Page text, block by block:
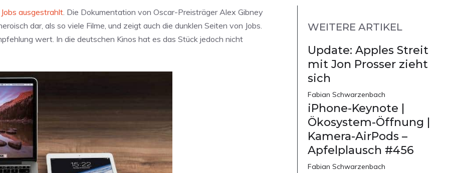
ausgestrahlt. Die Dokumentation von Oscar-Preisträger Alex Gibney
dar, als so viele Filme, und zeigt auch die dunklen Seiten von Jobs.
wert. In die deutschen Kinos hat es das Stück jedoch nicht
WEITERE ARTIKEL
Update: Apples Streit
mit Jon Prosser zieht
sich
Fabian Schwarzenbach
iPhone-Keynote |
Ökosystem-Öffnung |
Kamera-AirPods –
Apfelplausch #456
Fabian Schwarzenbach